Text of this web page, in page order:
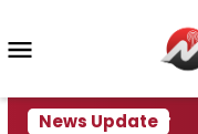
konten
News Update
Krisi Air